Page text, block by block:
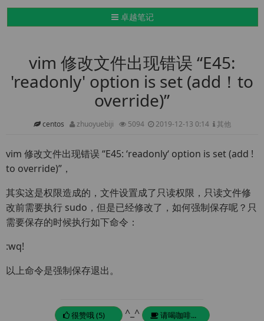
导航切换
卓越笔记
vim 修改文件出现错误 “E45:
'readonly' option is set (add！to
override)”
centos zhuoyuebiji 5094 2019-12-13 0:14 其他
vim 修改文件出现错误 “E45: ‘readonly‘ option is set (add !
to override)”，
其实这是权限造成的，文件设置成了只读权限，只读文件修
改前需要执行 sudo，但是已经修改了，如何强制保存呢？只
需要保存的时候执行如下命令：
:wq!
以上命令是强制保存退出。
很赞哦 (5) ^_^ 请喝咖啡...